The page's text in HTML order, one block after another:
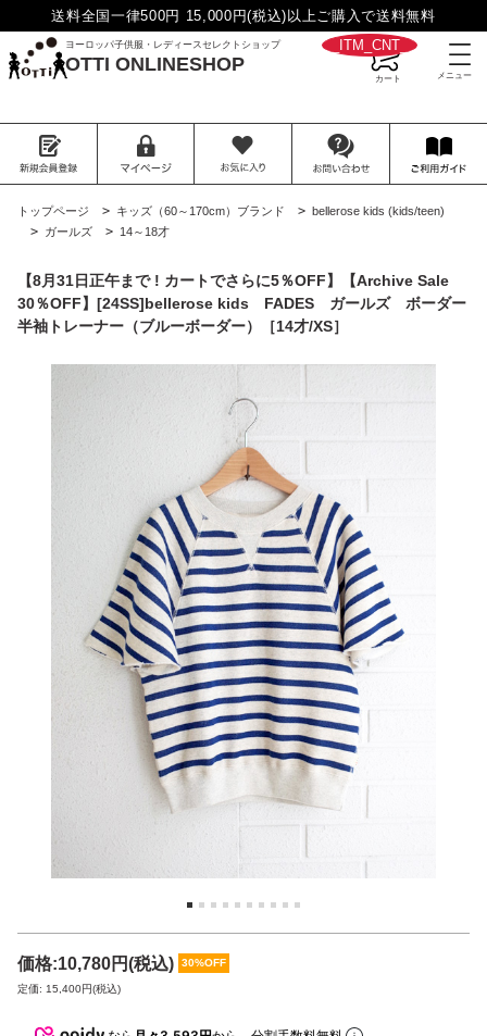
送料全国一律500円 15,000円(税込)以上ご購入で送料無料
ヨーロッパ子供服・レディースセレクトショップ
OTTI ONLINESHOP
__ITM_CNT__
トップページ > キッズ（60～170cm）ブランド > bellerose kids (kids/teen)
> ガールズ > 14～18才
【8月31日正午まで ! カートでさらに5％OFF】【Archive Sale
30％OFF】[24SS]bellerose kids FADES ガールズ ボーダー
半袖トレーナー（ブルーボーダー）［14才/XS］
価格:10,780円(税込) 30%OFF
定価: 15,400円(税込)